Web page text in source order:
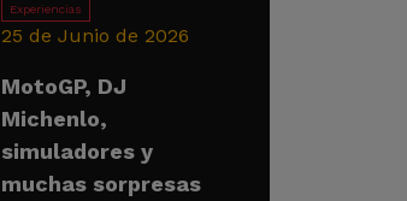
Experiencias
25 de Junio de 2026
MotoGP, DJ
Michenlo,
simuladores y
muchas sorpresas